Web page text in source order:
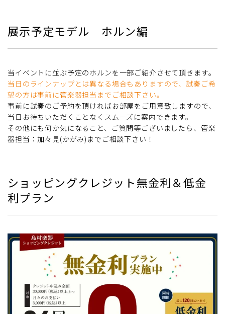
展示予定モデル ホルン編
当イベントに並ぶ予定のホルンを一部ご紹介させて頂きます。
当日のラインナップとは異なる場合もありますので、試奏ご希
望の方は事前に管楽器担当までご相談下さい。
事前に試奏のご予約を頂ければお部屋をご用意致しますので、
当日お待ちいただくことなくスムーズに案内できます。
その他にも何か気になること、ご質問等ございましたら、管楽
器担当：加々見(かがみ)までご相談下さい！
ショッピングクレジット無金利＆低金
利プラン